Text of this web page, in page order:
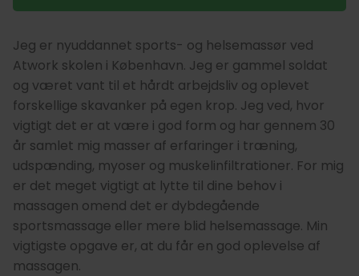
Jeg er nyuddannet sports- og helsemassør ved
Atwork skolen i København. Jeg er gammel soldat
og været vant til et hårdt arbejdsliv og oplevet
forskellige skavanker på egen krop. Jeg ved, hvor
vigtigt det er at være i god form og har gennem 30
år samlet mig masser af erfaringer i træning,
udspænding, myoser og muskelinfiltrationer. For mig
er det meget vigtigt at lytte til dine behov i
massagen omend det er dybdegående
sportsmassage eller mere blid helsemassage. Min
vigtigste opgave er, at du får en god oplevelse af
massagen.